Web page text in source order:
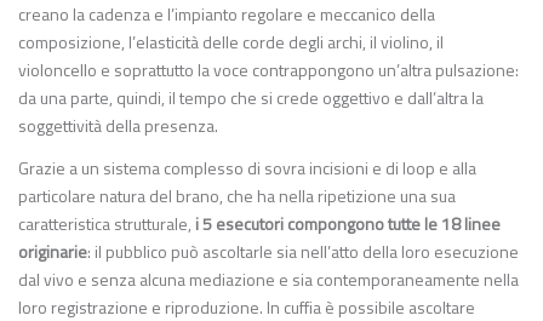
creano la cadenza e l’impianto regolare e meccanico della
composizione, l’elasticità delle corde degli archi, il violino, il
violoncello e soprattutto la voce contrappongono un’altra pulsazione:
da una parte, quindi, il tempo che si crede oggettivo e dall’altra la
soggettività della presenza.
Grazie a un sistema complesso di sovra incisioni e di loop e alla
particolare natura del brano, che ha nella ripetizione una sua
caratteristica strutturale, i 5 esecutori compongono tutte le 18 linee
originarie: il pubblico può ascoltarle sia nell’atto della loro esecuzione
dal vivo e senza alcuna mediazione e sia contemporaneamente nella
loro registrazione e riproduzione. In cuffia è possibile ascoltare